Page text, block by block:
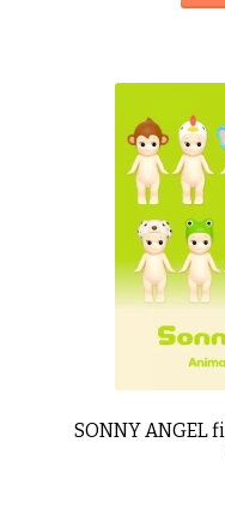
SONNY ANGEL